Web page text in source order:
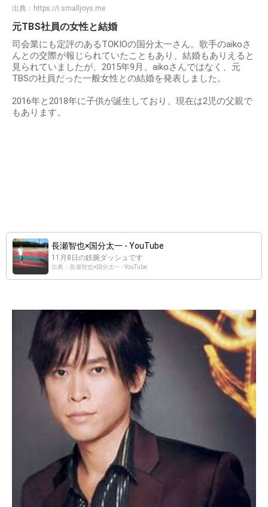
出典： https://i.smalljoys.me
元TBS社員の女性と結婚
司会業にも定評のあるTOKIOの国分太一さん。歌手のaikoさ
んとの交際が報じられていたこともあり、結婚もありえると
見られていましたが、2015年9月、aikoさんではなく、元
TBSの社員だった一般女性との結婚を発表しました。
2016年と2018年に子供が誕生しており、現在は2児の父親で
もあります。
長瀬智也×国分太一 - YouTube
11月8日の鉄腕ダッシュです
出典：長瀬智也×国分太一 - YouTube